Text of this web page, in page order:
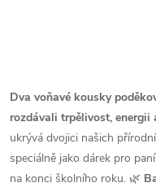
Dva voňavé kousky
rozdávali trpělivost, energii
ukrývá dvojici našich
speciálně jako dárek pro
na konci školního roku. 🌿